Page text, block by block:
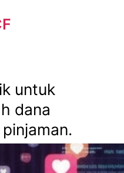
untuk
dana